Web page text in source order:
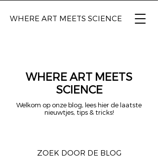
WHERE ART MEETS SCIENCE
WHERE ART MEETS
SCIENCE
Welkom op onze blog, lees hier de laatste
nieuwtjes, tips & tricks!
ZOEK DOOR DE BLOG